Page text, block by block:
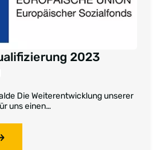
2023
Die Weiterentwicklung unserer
uns einen…